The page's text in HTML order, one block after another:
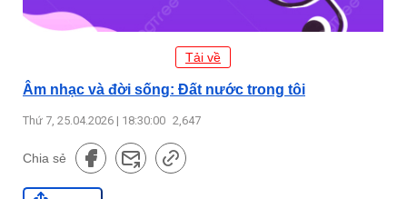
Tải về
Âm nhạc và đời sống: Đất nước trong tôi
Thứ 7, 25.04.2026 | 18:30:00 2,647
Chia sẻ